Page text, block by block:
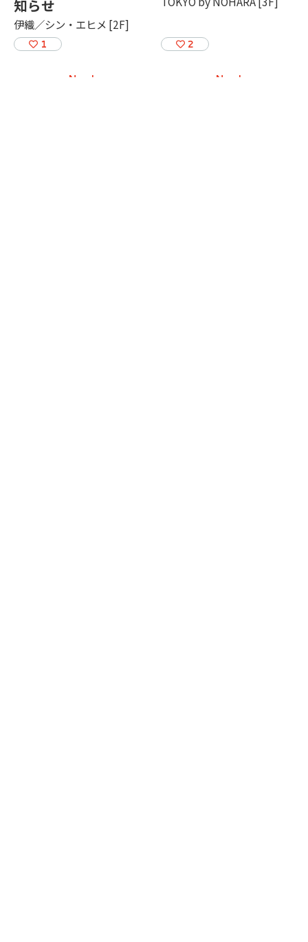
知らせ
伊織／シン・エヒメ [2F]
1 2
New! New!